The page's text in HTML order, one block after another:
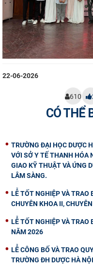
22-06-2026
610
CÓ THỂ
TRƯỜNG ĐẠI HỌC DƯỢC
VỚI SỞ Y TẾ THANH HÓA
GIAO KỸ THUẬT VÀ ỨNG
LÂM SÀNG.
LỄ TỐT NGHIỆP VÀ TRAO
CHUYÊN KHOA II,
LỄ TỐT NGHIỆP VÀ TRAO
NĂM 2026
LỄ CÔNG BỐ VÀ TRAO
TRƯỜNG ĐH DƯỢC HÀ NỘI